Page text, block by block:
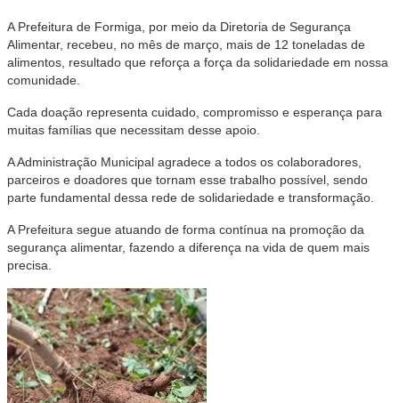
A Prefeitura de Formiga, por meio da Diretoria de Segurança
Alimentar, recebeu, no mês de março, mais de 12 toneladas de
alimentos, resultado que reforça a força da solidariedade em nossa
comunidade.
Cada doação representa cuidado, compromisso e esperança para
muitas famílias que necessitam desse apoio.
A Administração Municipal agradece a todos os colaboradores,
parceiros e doadores que tornam esse trabalho possível, sendo
parte fundamental dessa rede de solidariedade e transformação.
A Prefeitura segue atuando de forma contínua na promoção da
segurança alimentar, fazendo a diferença na vida de quem mais
precisa.